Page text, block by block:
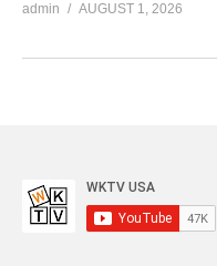
admin AUGUST 1, 2026